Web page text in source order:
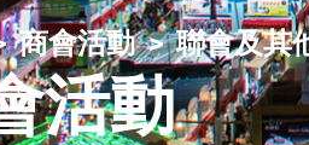
商會活動 聯會及其
活動